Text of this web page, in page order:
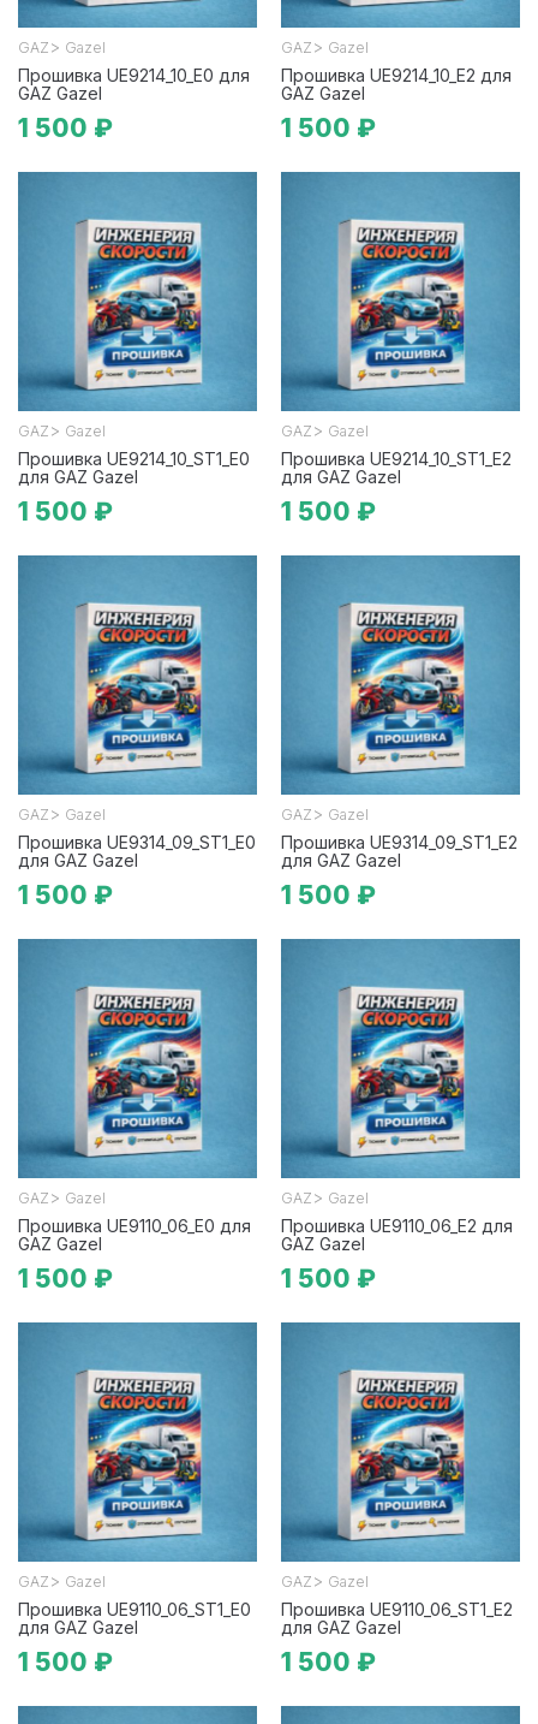
GAZ > Gazel
Прошивка UE9214_10_E0 для
GAZ Gazel
1 500 ₽
GAZ > Gazel
Прошивка UE9214_10_E2 для
GAZ Gazel
1 500 ₽
GAZ > Gazel
Прошивка UE9214_10_ST1_E0
для GAZ Gazel
1 500 ₽
GAZ > Gazel
Прошивка UE9214_10_ST1_E2
для GAZ Gazel
1 500 ₽
GAZ > Gazel
Прошивка UE9314_09_ST1_E0
для GAZ Gazel
1 500 ₽
GAZ > Gazel
Прошивка UE9314_09_ST1_E2
для GAZ Gazel
1 500 ₽
GAZ > Gazel
Прошивка UE9110_06_E0 для
GAZ Gazel
1 500 ₽
GAZ > Gazel
Прошивка UE9110_06_E2 для
GAZ Gazel
1 500 ₽
GAZ > Gazel
Прошивка UE9110_06_ST1_E0
для GAZ Gazel
1 500 ₽
GAZ > Gazel
Прошивка UE9110_06_ST1_E2
для GAZ Gazel
1 500 ₽